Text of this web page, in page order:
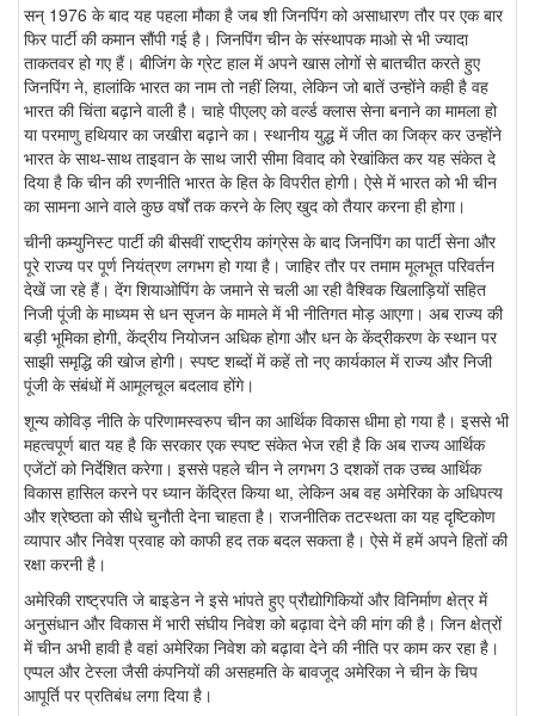
सन् 1976 के बाद यह पहला मौका है जब शी जिनपिंग को असाधारण तौर पर एक बार
फिर पार्टी की कमान सौंपी गई है। जिनपिंग चीन के संस्थापक माओ से भी ज्यादा
ताकतवर हो गए हैं। बीजिंग के ग्रेट हाल में अपने खास लोगों से बातचीत करते हुए
जिनपिंग ने, हालांकि भारत का नाम तो नहीं लिया, लेकिन जो बातें उन्होंने कही है वह
भारत की चिंता बढ़ाने वाली है। चाहे पीएलए को वर्ल्ड क्लास सेना बनाने का मामला हो
या परमाणु हथियार का जखीरा बढ़ाने का। स्थानीय युद्ध में जीत का जिक्र कर उन्होंने
भारत के साथ-साथ ताइवान के साथ जारी सीमा विवाद को रेखांकित कर यह संकेत दे
दिया है कि चीन की रणनीति भारत के हित के विपरीत होगी। ऐसे में भारत को भी चीन
का सामना आने वाले कुछ वर्षों तक करने के लिए खुद को तैयार करना ही होगा।
चीनी कम्युनिस्ट पार्टी की बीसवीं राष्ट्रीय कांग्रेस के बाद जिनपिंग का पार्टी सेना और
पूरे राज्य पर पूर्ण नियंत्रण लगभग हो गया है। जाहिर तौर पर तमाम मूलभूत परिवर्तन
देखें जा रहे हैं। देंग शियाओपिंग के जमाने से चली आ रही वैश्विक खिलाड़ियों सहित
निजी पूंजी के माध्यम से धन सृजन के मामले में भी नीतिगत मोड़ आएगा। अब राज्य की
बड़ी भूमिका होगी, केंद्रीय नियोजन अधिक होगा और धन के केंद्रीकरण के स्थान पर
साझी समृद्धि की खोज होगी। स्पष्ट शब्दों में कहें तो नए कार्यकाल में राज्य और निजी
पूंजी के संबंधों में आमूलचूल बदलाव होंगे।
शून्य कोविड़ नीति के परिणामस्वरुप चीन का आर्थिक विकास धीमा हो गया है। इससे भी
महत्वपूर्ण बात यह है कि सरकार एक स्पष्ट संकेत भेज रही है कि अब राज्य आर्थिक
एजेंटों को निर्देशित करेगा। इससे पहले चीन ने लगभग 3 दशकों तक उच्च आर्थिक
विकास हासिल करने पर ध्यान केंद्रित किया था, लेकिन अब वह अमेरिका के अधिपत्य
और श्रेष्ठता को सीधे चुनौती देना चाहता है। राजनीतिक तटस्थता का यह दृष्टिकोण
व्यापार और निवेश प्रवाह को काफी हद तक बदल सकता है। ऐसे में हमें अपने हितों की
रक्षा करनी है।
अमेरिकी राष्ट्रपति जे बाइडेन ने इसे भांपते हुए प्रौद्योगिकियों और विनिर्माण क्षेत्र में
अनुसंधान और विकास में भारी संघीय निवेश को बढ़ावा देने की मांग की है। जिन क्षेत्रों
में चीन अभी हावी है वहां अमेरिका निवेश को बढ़ावा देने की नीति पर काम कर रहा है।
एप्पल और टेस्ला जैसी कंपनियों की असहमति के बावजूद अमेरिका ने चीन के चिप
आपूर्ति पर प्रतिबंध लगा दिया है।